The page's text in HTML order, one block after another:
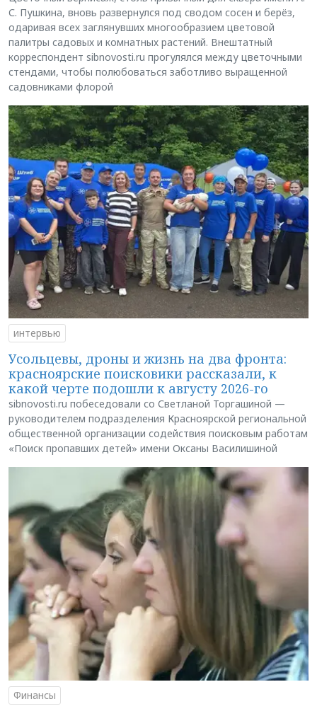
С. Пушкина, вновь развернулся под сводом сосен и берёз,
одаривая всех заглянувших многообразием цветовой
палитры садовых и комнатных растений. Внештатный
корреспондент sibnovosti.ru прогулялся между цветочными
стендами, чтобы полюбоваться заботливо выращенной
садовниками флорой
интервью
Усольцевы, дроны и жизнь на два фронта:
красноярские поисковики рассказали, к
какой черте подошли к августу 2026-го
sibnovosti.ru побеседовали со Светланой Торгашиной —
руководителем подразделения Красноярской региональной
общественной организации содействия поисковым работам
«Поиск пропавших детей» имени Оксаны Василишиной
Финансы